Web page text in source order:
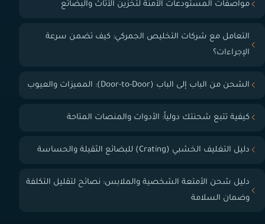
مواصفات المستودعات الآمنة لتخزين الأثاث والبضائع
التعامل مع شركات التخليص الجمركي: كيف تضمن سرعة
الإجراءات؟
الشحن من الباب إلى الباب (Door-to-Door): المميزات والعيوب
كيفية تتبع شحنتك دولياً: الأدوات والمنصات المتاحة
دليل التغليف الخشبي (Crating) للبضائع الثقيلة والحساسة
دليل شحن الأمتعة الشخصية والملابس: نصائح لتقليل التكلفة
وضمان السلامة